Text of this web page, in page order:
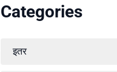
Categories
इतर